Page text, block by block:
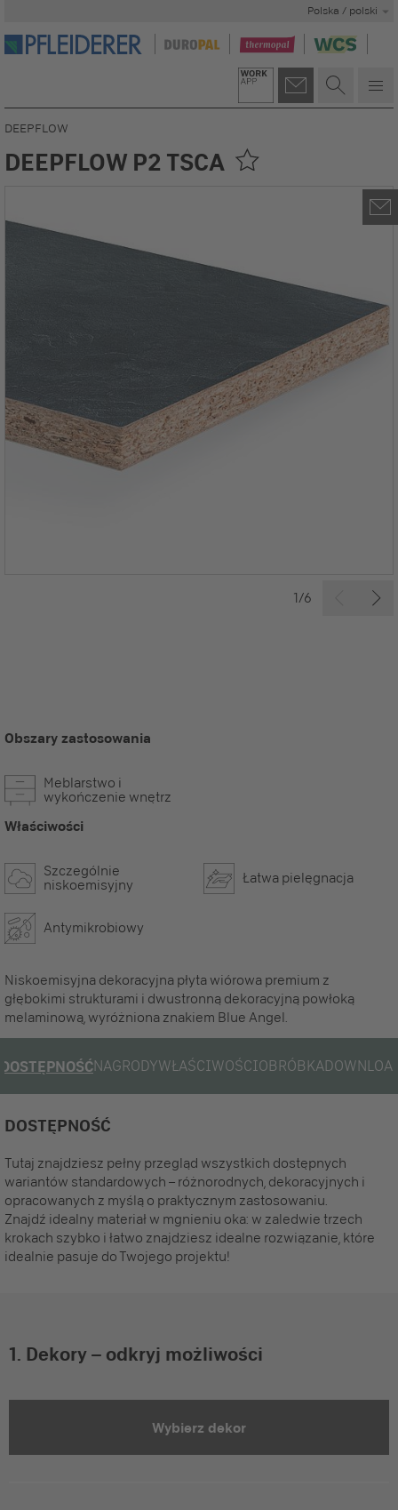
Polska / polski
1/6
DEEPFLOW
DEEPFLOW P2 TSCA
Obszary zastosowania
Meblarstwo i
wykończenie wnętrz
Właściwości
Szczególnie
niskoemisyjny
Łatwa pielęgnacja
Antymikrobiowy
Niskoemisyjna dekoracyjna płyta wiórowa premium z
głębokimi strukturami i dwustronną dekoracyjną powłoką
melaminową, wyróżniona znakiem Blue Angel.
DOSTĘPNOŚĆNAGRODYWŁAŚCIWOŚCIOBRÓBKA
DOSTĘPNOŚĆ
Tutaj znajdziesz pełny przegląd wszystkich dostępnych
wariantów standardowych – różnorodnych, dekoracyjnych i
opracowanych z myślą o praktycznym zastosowaniu.
Znajdź idealny materiał w mgnieniu oka: w zaledwie trzech
krokach szybko i łatwo znajdziesz idealne rozwiązanie, które
idealnie pasuje do Twojego projektu!
1. Dekory – odkryj możliwości
Wybierz dekor